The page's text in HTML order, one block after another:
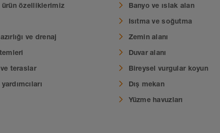
ürün özelliklerimiz
ve drenaj
teraslar
Banyo ve ıslak alan
Isıtma ve soğutma
Zemin alanı
Duvar alanı
Bireysel vurgular koyun
Dış mekan
Yüzme havuzları